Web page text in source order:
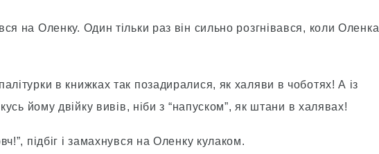
на Оленку. Один тільки раз він сильно розгнівався, коли Оленка
в книжках так позадиралися, як халяви в чоботях! А із
йому двійку вивів, ніби з “напуском”, як штани в халявах!
підбіг і замахнувся на Оленку кулаком.